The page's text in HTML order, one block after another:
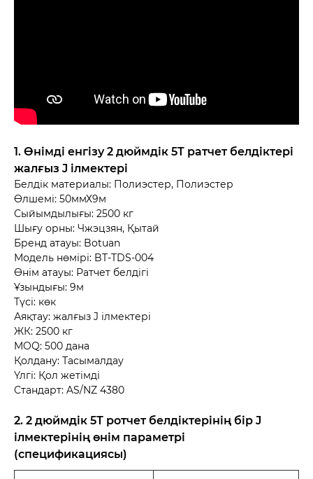
1. Өнімді енгізу 2 дюймдік 5T ратчет белдіктері
жалғыз J ілмектері
Белдік материалы: Полиэстер, Полиэстер
Өлшемі: 50ммХ9м
Сыйымдылығы: 2500 кг
Шығу орны: Чжэцзян, Қытай
Бренд атауы: Botuan
Модель нөмірі: BT-TDS-004
Өнім атауы: Ратчет белдігі
Ұзындығы: 9м
Түсі: көк
Аяқтау: жалғыз J ілмектері
ЖК: 2500 кг
MOQ: 500 дана
Қолдану: Тасымалдау
Үлгі: Қол жетімді
Стандарт: AS/NZ 4380
2. 2 дюймдік 5Т ротчет белдіктерінің бір J
ілмектерінің өнім параметрі
(спецификациясы)